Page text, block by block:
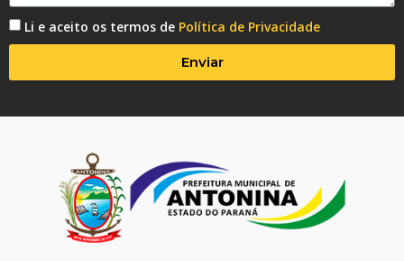
Li e aceito os termos de Política de Privacidade
Enviar